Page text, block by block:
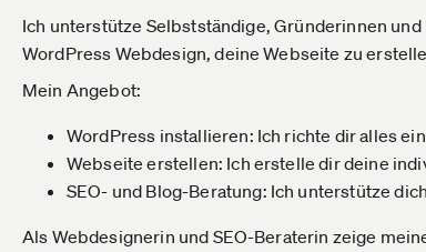
Ich unterstütze Selbstständige, Gründerinnen
WordPress Webdesign, deine Webseite zu
Mein Angebot:
WordPress installieren: Ich richte dir alles
Webseite erstellen: Ich erstelle dir deine
SEO- und Blog-Beratung: Ich unterstütze
Als Webdesignerin und SEO-Beraterin zeige